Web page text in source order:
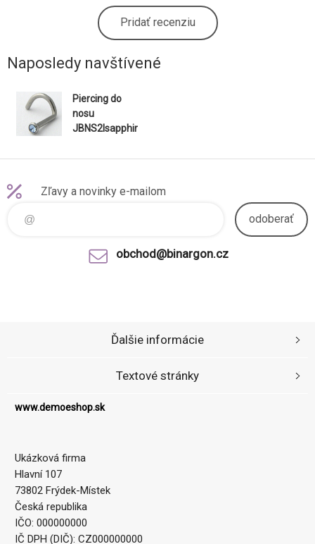
Pridať recenziu
Naposledy navštívené
Piercing do
nosu
JBNS2lsapphir
Zľavy a novinky e-mailom
odoberať
obchod@binargon.cz
www.demoeshop.sk
Ukázková firma
Hlavní 107
73802 Frýdek-Místek
Česká republika
IČO: 000000000
IČ DPH (DIČ): CZ000000000
Ďalšie informácie
Textové stránky